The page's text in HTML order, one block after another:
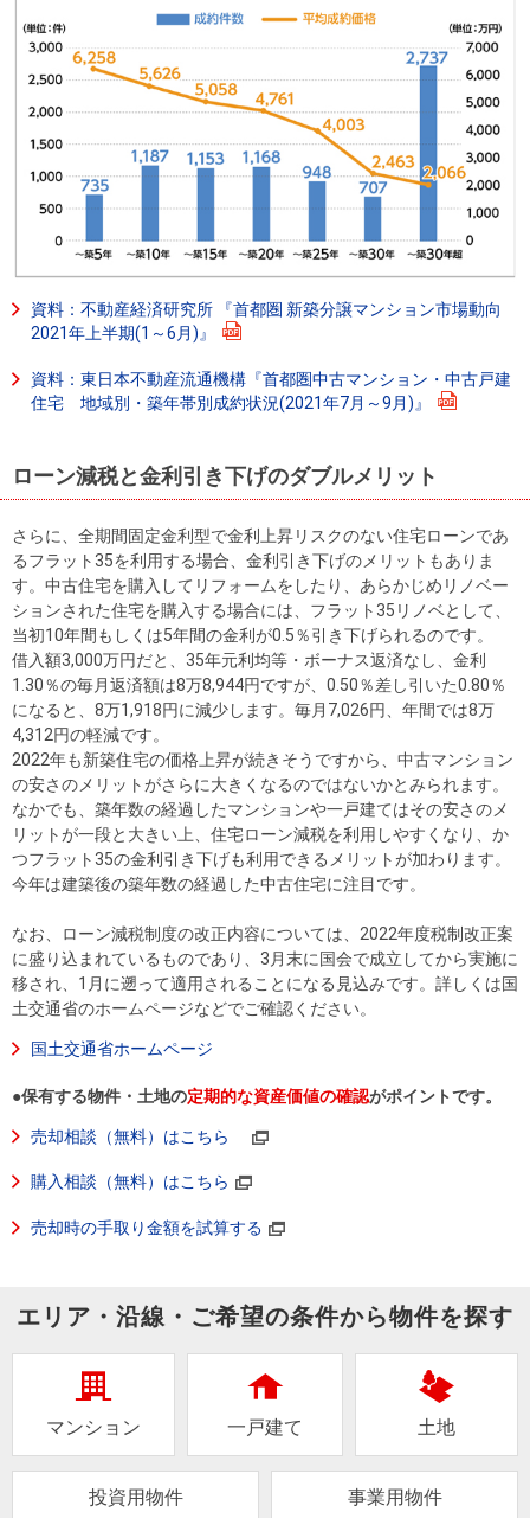
資料：不動産経済研究所 『首都圏 新築分譲マンション市場動向
2021年上半期(1～6月)』
資料：東日本不動産流通機構『首都圏中古マンション・中古戸建
住宅 地域別・築年帯別成約状況(2021年7月～9月)』
ローン減税と金利引き下げのダブルメリット
さらに、全期間固定金利型で金利上昇リスクのない住宅ローンであ
るフラット35を利用する場合、金利引き下げのメリットもありま
す。中古住宅を購入してリフォームをしたり、あらかじめリノベー
ションされた住宅を購入する場合には、フラット35リノベとして、
当初10年間もしくは5年間の金利が0.5％引き下げられるのです。
借入額3,000万円だと、35年元利均等・ボーナス返済なし、金利
1.30％の毎月返済額は8万8,944円ですが、0.50％差し引いた0.80％
になると、8万1,918円に減少します。毎月7,026円、年間では8万
4,312円の軽減です。
2022年も新築住宅の価格上昇が続きそうですから、中古マンション
の安さのメリットがさらに大きくなるのではないかとみられます。
なかでも、築年数の経過したマンションや一戸建てはその安さのメ
リットが一段と大きい上、住宅ローン減税を利用しやすくなり、か
つフラット35の金利引き下げも利用できるメリットが加わります。
今年は建築後の築年数の経過した中古住宅に注目です。
なお、ローン減税制度の改正内容については、2022年度税制改正案
に盛り込まれているものであり、3月末に国会で成立してから実施に
移され、1月に遡って適用されることになる見込みです。詳しくは国
土交通省のホームページなどでご確認ください。
国土交通省ホームページ
●保有する物件・土地の定期的な資産価値の確認がポイントです。
売却相談（無料）はこちら
購入相談（無料）はこちら
売却時の手取り金額を試算する
エリア・沿線・ご希望の条件から物件を探す
マンション 一戸建て 土地
投資用物件 事業用物件